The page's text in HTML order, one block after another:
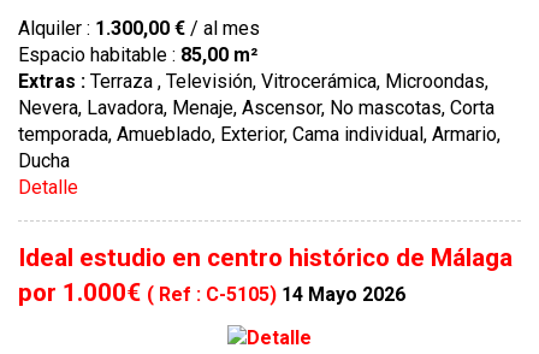
Alquiler : 1.300,00 € / al mes
Espacio habitable : 85,00 m²
Extras : Terraza , Televisión, Vitrocerámica, Microondas,
Nevera, Lavadora, Menaje, Ascensor, No mascotas, Corta
temporada, Amueblado, Exterior, Cama individual, Armario,
Ducha
Detalle
Ideal estudio en centro histórico de Málaga
por 1.000€ ( Ref : C-5105) 14 Mayo 2026